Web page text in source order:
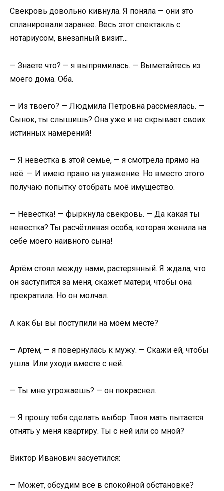
Свекровь довольно кивнула. Я поняла — они это
спланировали заранее. Весь этот спектакль с
нотариусом, внезапный визит…
— Знаете что? — я выпрямилась. — Выметайтесь из
моего дома. Оба.
— Из твоего? — Людмила Петровна рассмеялась. —
Сынок, ты слышишь? Она уже и не скрывает своих
истинных намерений!
— Я невестка в этой семье, — я смотрела прямо на
неё. — И имею право на уважение. Но вместо этого
получаю попытку отобрать моё имущество.
— Невестка! — фыркнула свекровь. — Да какая ты
невестка? Ты расчётливая особа, которая женила на
себе моего наивного сына!
Артём стоял между нами, растерянный. Я ждала, что
он заступится за меня, скажет матери, чтобы она
прекратила. Но он молчал.
А как бы вы поступили на моём месте?
— Артём, — я повернулась к мужу. — Скажи ей, чтобы
ушла. Или уходи вместе с ней.
— Ты мне угрожаешь? — он покраснел.
— Я прошу тебя сделать выбор. Твоя мать пытается
отнять у меня квартиру. Ты с ней или со мной?
Виктор Иванович засуетился:
— Может, обсудим всё в спокойной обстановке?